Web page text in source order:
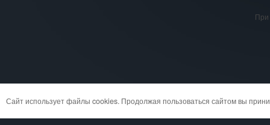
При
Сайт использует файлы cookies. Продолжая пользоваться сайтом вы